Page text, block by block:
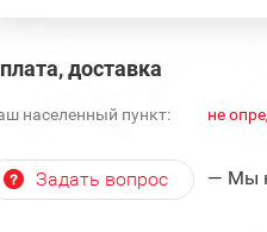
доставка
населенный пункт: не
Задать вопрос — Мы